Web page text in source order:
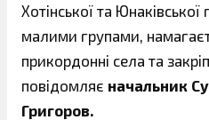
Хотінської та
малими групами,
прикордонні села та
повідомляє начальник
Григоров.